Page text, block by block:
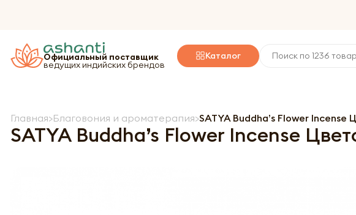
Официальный поставщик
ведущих индийских брендов
Каталог
Главная Благовония и ароматерапия SATYA Buddha’s Flower Incense
SATYA Buddha’s Flower Incense